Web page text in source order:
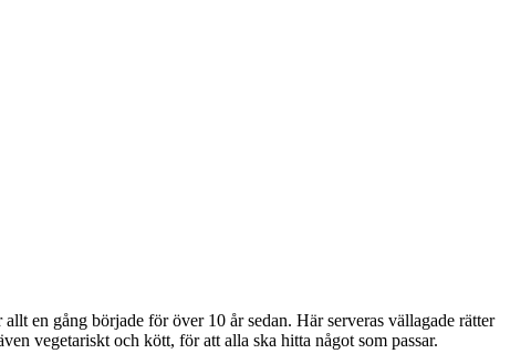
en gång började för över 10 år sedan. Här serveras vällagade rätter
vegetariskt och kött, för att alla ska hitta något som passar.